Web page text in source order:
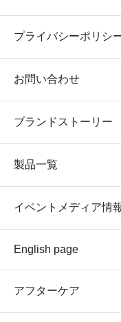
プライバシーポリシ
お問い合わせ
ブランドストーリー
製品一覧
イベントメディア情
English page
アフターケア